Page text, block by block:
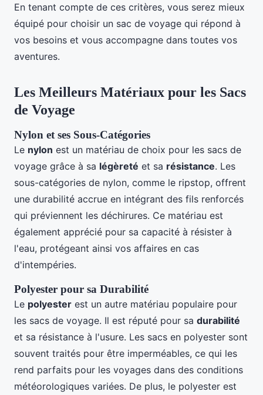
En tenant compte de ces critères, vous serez mieux
équipé pour choisir un sac de voyage qui répond à
vos besoins et vous accompagne dans toutes vos
aventures.
Les Meilleurs Matériaux pour les Sacs
de Voyage
Nylon et ses Sous-Catégories
Le nylon est un matériau de choix pour les sacs de
voyage grâce à sa légèreté et sa résistance. Les
sous-catégories de nylon, comme le ripstop, offrent
une durabilité accrue en intégrant des fils renforcés
qui préviennent les déchirures. Ce matériau est
également apprécié pour sa capacité à résister à
l'eau, protégeant ainsi vos affaires en cas
d'intempéries.
Polyester pour sa Durabilité
Le polyester est un autre matériau populaire pour
les sacs de voyage. Il est réputé pour sa durabilité
et sa résistance à l'usure. Les sacs en polyester sont
souvent traités pour être imperméables, ce qui les
rend parfaits pour les voyages dans des conditions
météorologiques variées. De plus, le polyester est